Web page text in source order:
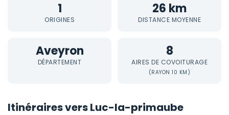
1
ORIGINES
26 km
DISTANCE MOYENNE
Aveyron
DÉPARTEMENT
8
AIRES DE COVOITURAGE
(RAYON 10 KM)
Itinéraires vers Luc-la-primaube